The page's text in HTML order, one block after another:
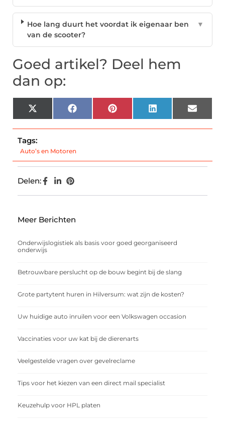
Hoe lang duurt het voordat ik eigenaar ben
van de scooter?
▼
Goed artikel? Deel hem
dan op:
X
(Twitter)
Facebook Pinterest LinkedIn Email
Tags:
Auto’s en Motoren
Delen:
Meer Berichten
Onderwijslogistiek als basis voor goed georganiseerd
onderwijs
Betrouwbare perslucht op de bouw begint bij de slang
Grote partytent huren in Hilversum: wat zijn de kosten?
Uw huidige auto inruilen voor een Volkswagen occasion
Vaccinaties voor uw kat bij de dierenarts
Veelgestelde vragen over gevelreclame
Tips voor het kiezen van een direct mail specialist
Keuzehulp voor HPL platen